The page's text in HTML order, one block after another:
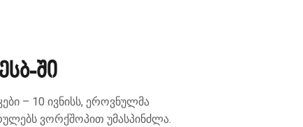
ში
– 10 ივნისს, ეროვნულმა
ვორქშოპით უმასპინძლა.